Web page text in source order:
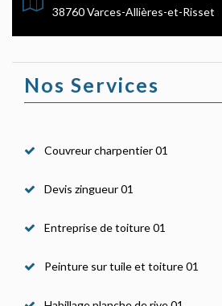
38760 Varces-Allières-et-Risset
Nos Services
Couvreur charpentier 01
Devis zingueur 01
Entreprise de toiture 01
Peinture sur tuile et toiture 01